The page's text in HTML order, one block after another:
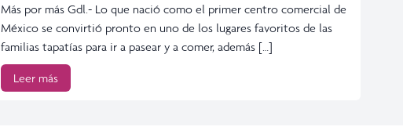
Más por más Gdl.- Lo que nació como el primer centro comercial de
México se convirtió pronto en uno de los lugares favoritos de las
familias tapatías para ir a pasear y a comer, además […]
Leer más